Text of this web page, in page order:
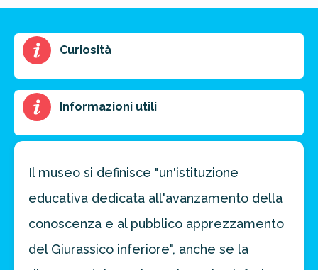
Riassunto dell'articolo
Scegli il formato del riassunto
Breve Medio Punti chiave
prossima destinazione di viaggio.
FAI PREVENTIVO
Curiosità
Informazioni utili
Il museo si definisce "un'istituzione
educativa dedicata all'avanzamento della
conoscenza e al pubblico apprezzamento
del Giurassico inferiore", anche se la